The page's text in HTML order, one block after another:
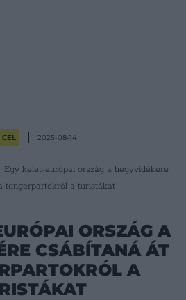
CÉL 2025-08-14
Egy kelet-európai ország a hegyvidékére
tengerpartokról a turistákat
ORSZÁG A
CSÁBÍTANÁ ÁT
A